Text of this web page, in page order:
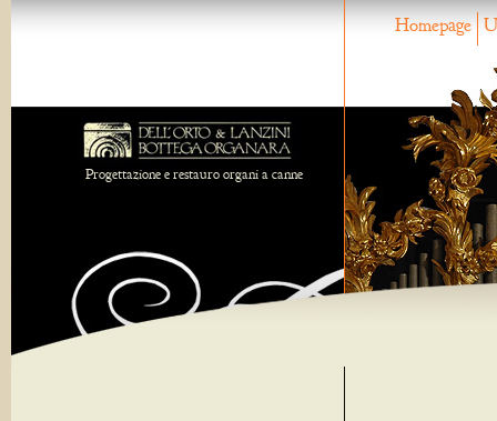
Homepage
Progettazione e restauro organi a canne